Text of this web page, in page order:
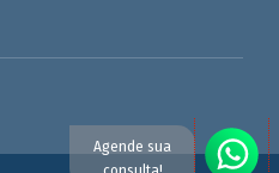
Agende sua